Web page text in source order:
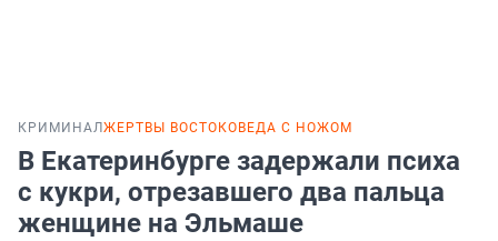
КРИМИНАЛЖЕРТВЫ ВОСТОКОВЕДА С НОЖОМ
В Екатеринбурге задержали психа
с кукри, отрезавшего два пальца
женщине на Эльмаше